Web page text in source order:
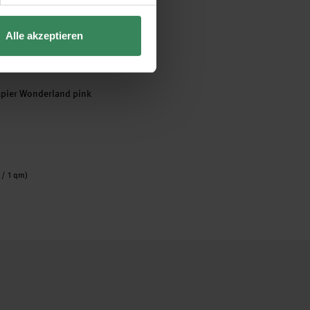
Alle akzeptieren
Wonderland pink
1 qm)